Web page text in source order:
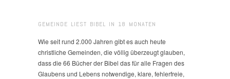
GEMEINDE LIEST BIBEL IN 18 MONATEN
Wie seit rund 2.000 Jahren gibt es auch heute
christliche Gemeinden, die völlig überzeugt glauben,
dass die 66 Bücher der Bibel das für alle Fragen des
Glaubens und Lebens notwendige, klare, fehlerfreie,